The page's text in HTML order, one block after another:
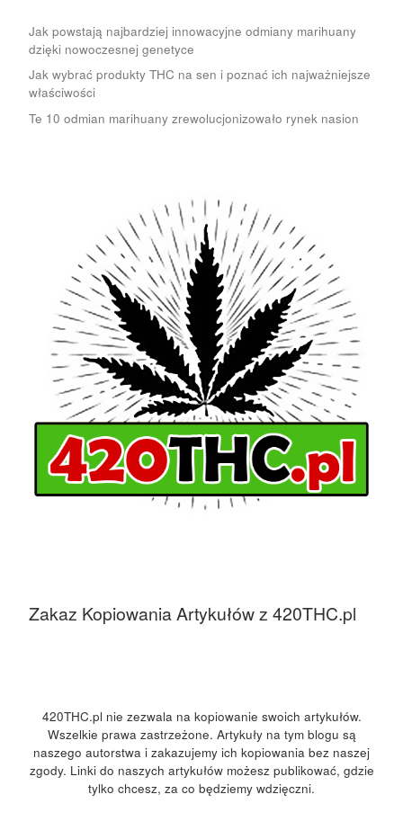
Jak powstają najbardziej innowacyjne odmiany marihuany
dzięki nowoczesnej genetyce
Jak wybrać produkty THC na sen i poznać ich najważniejsze
właściwości
Te 10 odmian marihuany zrewolucjonizowało rynek nasion
Zakaz Kopiowania Artykułów z 420THC.pl
420THC.pl nie zezwala na kopiowanie swoich artykułów.
Wszelkie prawa zastrzeżone. Artykuły na tym blogu są
naszego autorstwa i zakazujemy ich kopiowania bez naszej
zgody. Linki do naszych artykułów możesz publikować, gdzie
tylko chcesz, za co będziemy wdzięczni.